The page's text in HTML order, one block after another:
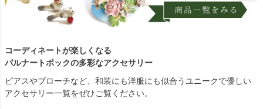
コーディネートが楽しくなる
パルナートポックの多彩なアクセサリー
ピアスやブローチなど、和装にも洋服にも似合うユニークで優しい
アクセサリー一覧をぜひご覧ください。